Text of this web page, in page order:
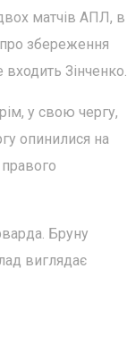
матчів АПЛ, в
збереження
Зінченко.
у свою чергу,
опинилися на
Бруну
виглядає